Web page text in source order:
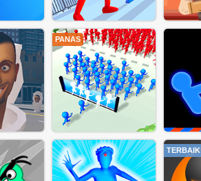
PANAS
TERBAIK